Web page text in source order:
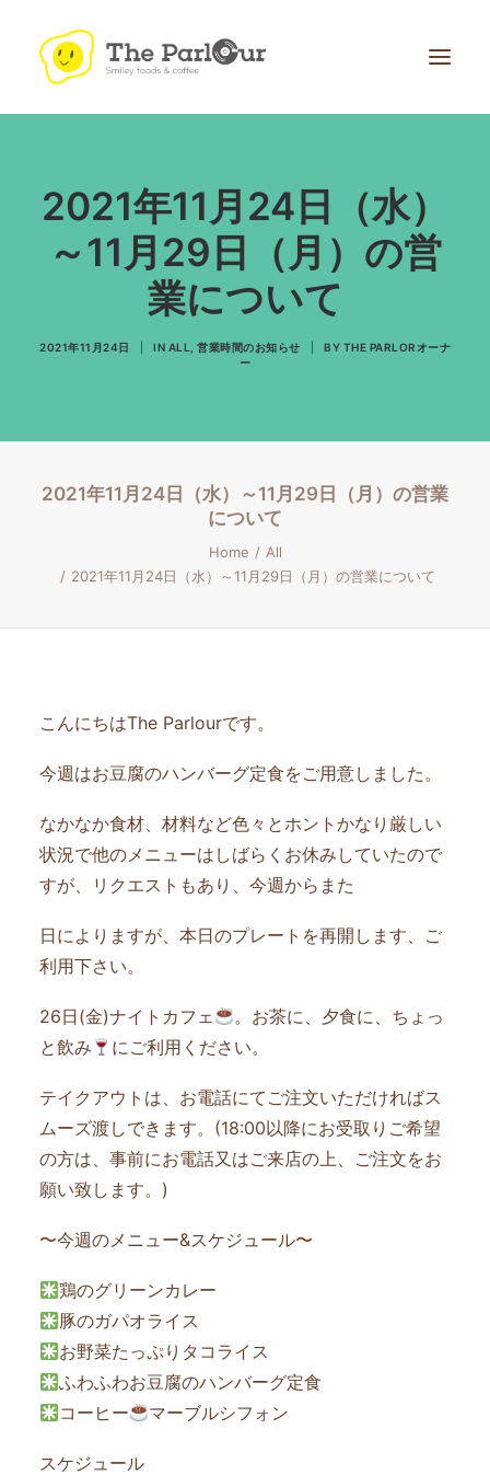
2021年11月24日（水）
～11月29日（月）の営
業について
2021年11月24日 IN ALL 営業時間のお知らせ BY THE PARLORオーナ
ー
2021年11月24日（水）～11月29日（月）の営業
について
Home
All
2021年11月24日（水）～11月29日（月）の営業について
こんにちはThe Parlourです。
今週はお豆腐のハンバーグ定食をご用意しました。
なかなか食材、材料など色々とホントかなり厳しい
状況で他のメニューはしばらくお休みしていたので
すが、リクエストもあり、今週からまた
日によりますが、本日のプレートを再開します、ご
利用下さい。
26日(金)ナイトカフェ
。お茶に、夕食に、ちょっ
と飲み
にご利用ください。
テイクアウトは、お電話にてご注文いただければス
ムーズ渡しできます。(18:00以降にお受取りご希望
の方は、事前にお電話又はご来店の上、ご注文をお
願い致します。)
〜今週のメニュー&スケジュール〜
鶏のグリーンカレー
豚のガパオライス
お野菜たっぷりタコライス
ふわふわお豆腐のハンバーグ定食
コーヒー
マーブルシフォン
スケジュール